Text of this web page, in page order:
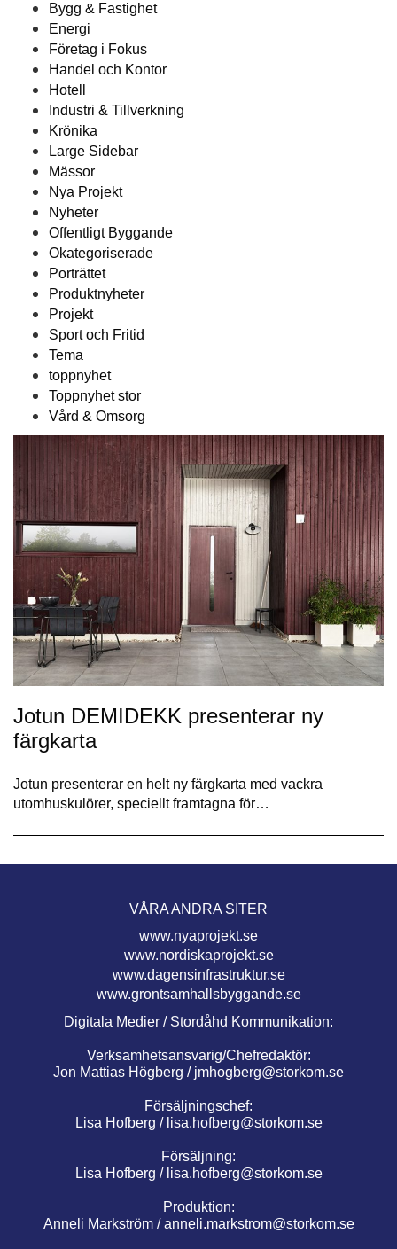
Bygg & Fastighet
Energi
Företag i Fokus
Handel och Kontor
Hotell
Industri & Tillverkning
Krönika
Large Sidebar
Mässor
Nya Projekt
Nyheter
Offentligt Byggande
Okategoriserade
Porträttet
Produktnyheter
Projekt
Sport och Fritid
Tema
toppnyhet
Toppnyhet stor
Vård & Omsorg
Jotun DEMIDEKK presenterar ny
färgkarta
Jotun presenterar en helt ny färgkarta med vackra
utomhuskulörer, speciellt framtagna för…
VÅRA ANDRA SITER
www.nyaprojekt.se
www.nordiskaprojekt.se
www.dagensinfrastruktur.se
www.grontsamhallsbyggande.se
Digitala Medier / Stordåhd Kommunikation:
Verksamhetsansvarig/Chefredaktör:
Jon Mattias Högberg / jmhogberg@storkom.se
Försäljningschef:
Lisa Hofberg / lisa.hofberg@storkom.se
Försäljning:
Lisa Hofberg / lisa.hofberg@storkom.se
Produktion:
Anneli Markström /anneli.markstrom@storkom.se